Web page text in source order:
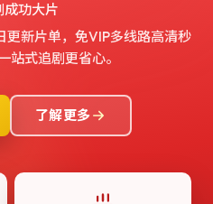
成功大片
更新片单，免VIP多线路高清秒
站式追剧更省心。
了解更多